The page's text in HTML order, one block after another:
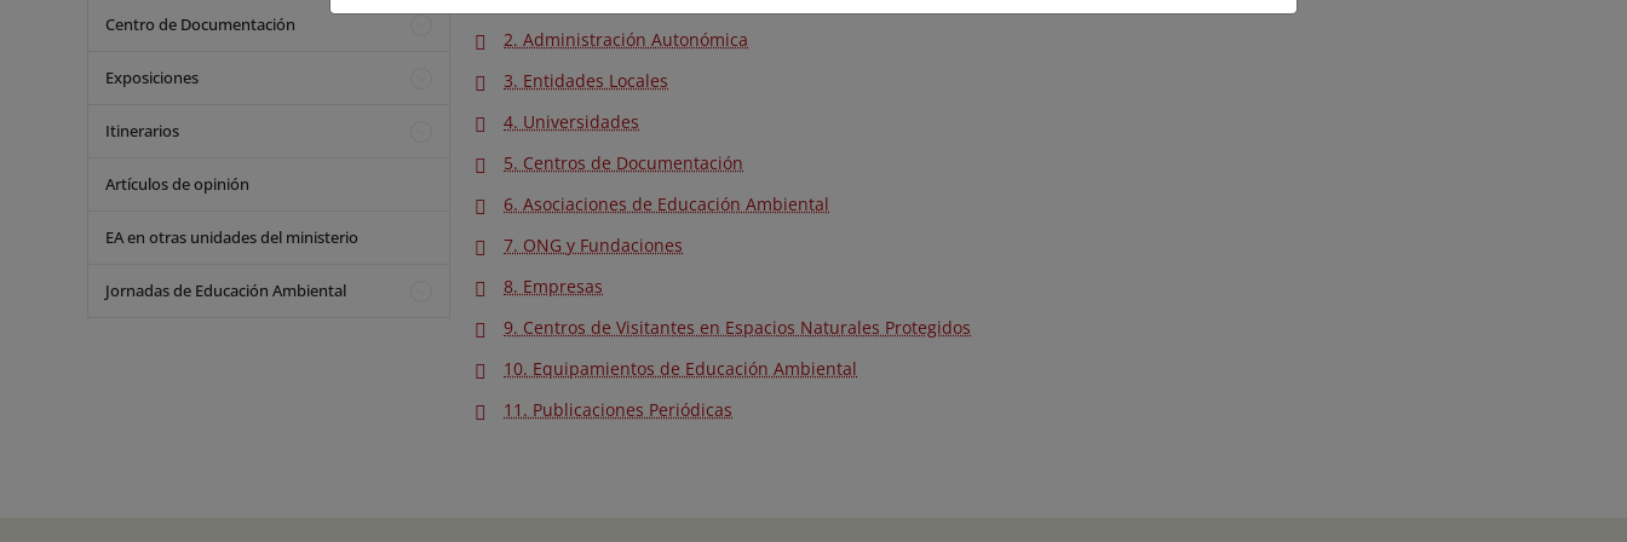
Centro de Documentación
Exposiciones
Itinerarios
Artículos de opinión
EA en otras unidades del ministerio
Jornadas de Educación Ambiental
2. Administración Autonómica
3. Entidades Locales
4. Universidades
5. Centros de Documentación
6. Asociaciones de Educación Ambiental
7. ONG y Fundaciones
8. Empresas
9. Centros de Visitantes en Espacios Naturales Protegidos
10. Equipamientos de Educación Ambiental
11. Publicaciones Periódicas